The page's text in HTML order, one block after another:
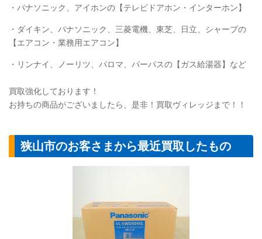
・パナソニック、アイホンの【テレビドアホン・インターホン】
・ダイキン、パナソニック、三菱電機、東芝、日立、シャープの
【エアコン・業務用エアコン】
・リンナイ、ノーリツ、パロマ、パーパスの【ガス給湯器】など
買取強化しております！
お持ちの商品がございましたら、是非！買取ヴィレッジまで！！
狭山市のお客さまから最近買取したもの